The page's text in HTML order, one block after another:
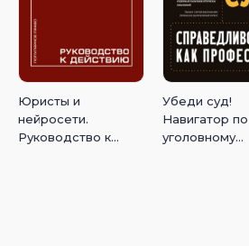
Юристы и
нейросети.
Руководство к
Убеди суд!
Навигатор по
уголовному